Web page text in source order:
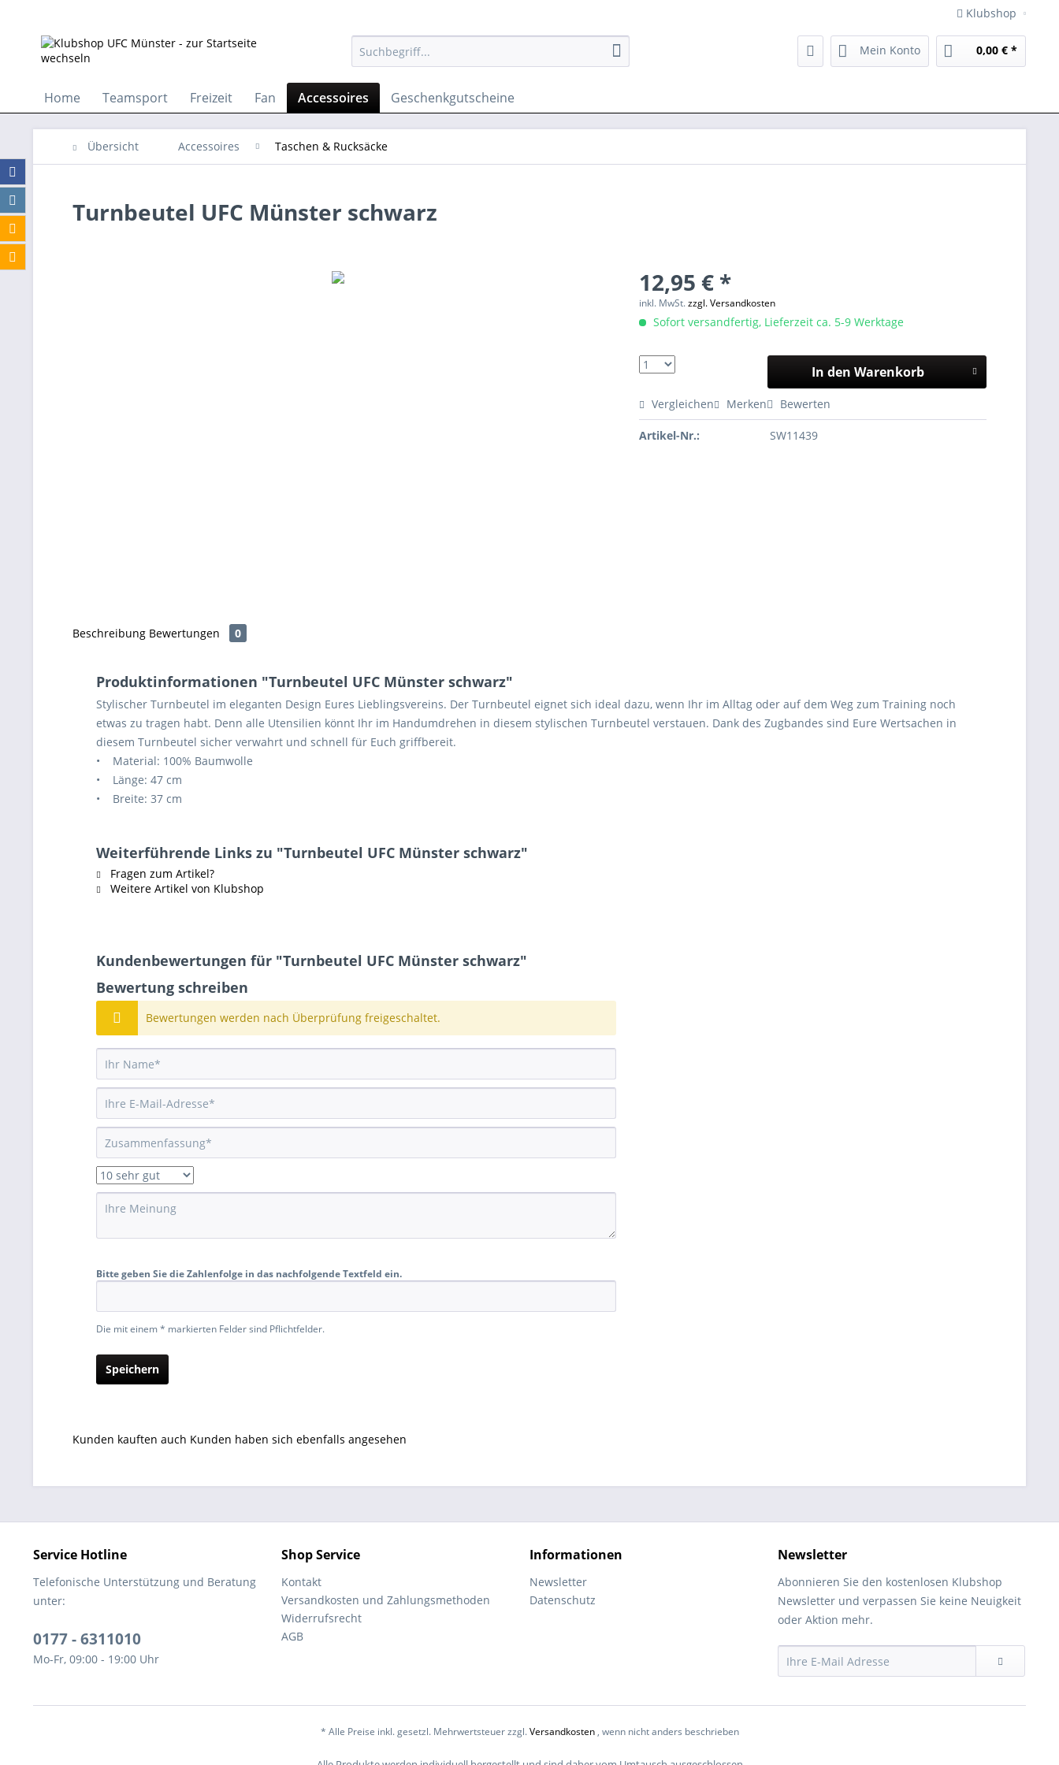
Klubshop
Mein Konto 0,00 € *
Home Teamsport Freizeit Fan Accessoires Geschenkgutscheine
Übersicht Accessoires Taschen & Rucksäcke
Turnbeutel UFC Münster schwarz
12,95 € *
inkl. MwSt.zzgl. Versandkosten
Sofort versandfertig, Lieferzeit ca. 5-9 Werktage
In den Warenkorb
Vergleichen Merken Bewerten
Artikel-Nr.: SW11439
Beschreibung Bewertungen 0
Produktinformationen "Turnbeutel UFC Münster schwarz"
Stylischer Turnbeutel im eleganten Design Eures Lieblingsvereins. Der Turnbeutel eignet sich ideal dazu, wenn Ihr im Alltag oder auf dem Weg zum Training noch
etwas zu tragen habt. Denn alle Utensilien könnt Ihr im Handumdrehen in diesem stylischen Turnbeutel verstauen. Dank des Zugbandes sind Eure Wertsachen in
diesem Turnbeutel sicher verwahrt und schnell für Euch griffbereit.
• Material: 100% Baumwolle
• Länge: 47 cm
• Breite: 37 cm
Weiterführende Links zu "Turnbeutel UFC Münster schwarz"
Fragen zum Artikel?
Weitere Artikel von Klubshop
Kundenbewertungen für "Turnbeutel UFC Münster schwarz"
Bewertung schreiben
Bewertungen werden nach Überprüfung freigeschaltet.
Bitte geben Sie die Zahlenfolge in das nachfolgende Textfeld ein.
Die mit einem * markierten Felder sind Pflichtfelder.
Speichern
Kunden kauften auch Kunden haben sich ebenfalls angesehen
Service Hotline
Telefonische Unterstützung und Beratung
unter:
0177 - 6311010
Mo-Fr, 09:00 - 19:00 Uhr
Shop Service
Kontakt
Versandkosten und Zahlungsmethoden
Widerrufsrecht
AGB
Informationen
Newsletter
Datenschutz
Newsletter
Abonnieren Sie den kostenlosen Klubshop
Newsletter und verpassen Sie keine Neuigkeit
oder Aktion mehr.
* Alle Preise inkl. gesetzl. Mehrwertsteuer zzgl.Versandkosten, wenn nicht anders beschrieben